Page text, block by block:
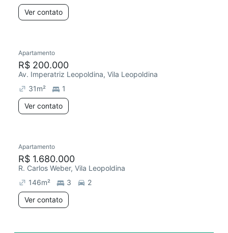
Ver contato
Apartamento
R$ 200.000
Av. Imperatriz Leopoldina, Vila Leopoldina
31m²
1
Ver contato
Apartamento
R$ 1.680.000
R. Carlos Weber, Vila Leopoldina
146m² 3
2
Ver contato